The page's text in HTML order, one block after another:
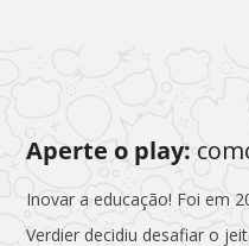
Aperte o play:
Inovar a educação! Foi em
Verdier decidiu desafiar o